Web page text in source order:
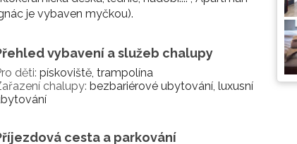
je vybaven myčkou).
vybavení a služeb chalupy
děti: pískoviště, trampolína
chalupy: bezbariérové ubytování, luxusní
cesta a parkování